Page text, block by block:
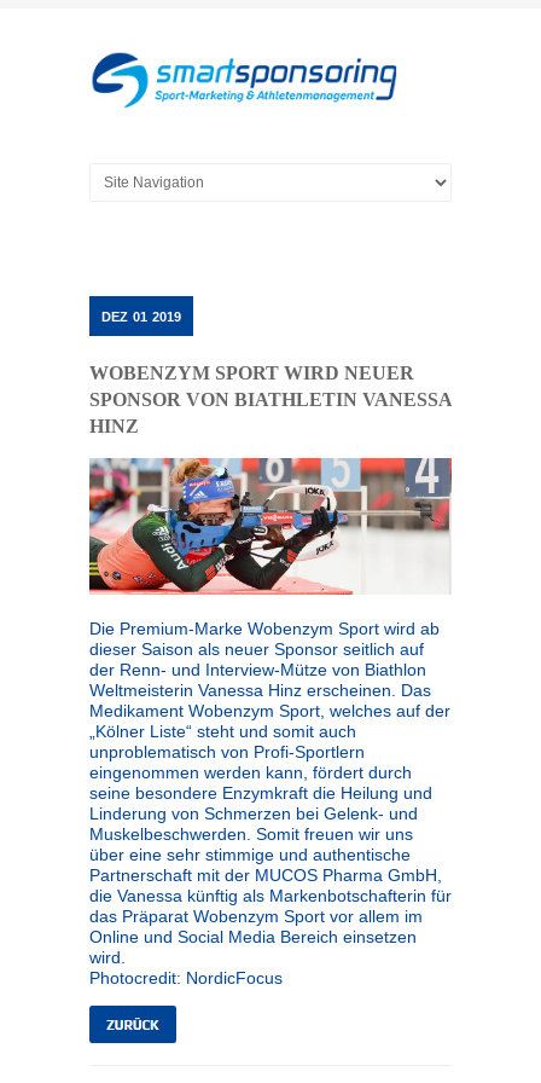
DEZ 01 2019
WOBENZYM SPORT WIRD NEUER
SPONSOR VON BIATHLETIN VANESSA
HINZ
Die Premium-Marke Wobenzym Sport wird ab
dieser Saison als neuer Sponsor seitlich auf
der Renn- und Interview-Mütze von Biathlon
Weltmeisterin Vanessa Hinz erscheinen. Das
Medikament Wobenzym Sport, welches auf der
„Kölner Liste“ steht und somit auch
unproblematisch von Profi-Sportlern
eingenommen werden kann, fördert durch
seine besondere Enzymkraft die Heilung und
Linderung von Schmerzen bei Gelenk- und
Muskelbeschwerden. Somit freuen wir uns
über eine sehr stimmige und authentische
Partnerschaft mit der MUCOS Pharma GmbH,
die Vanessa künftig als Markenbotschafterin für
das Präparat Wobenzym Sport vor allem im
Online und Social Media Bereich einsetzen
wird.
Photocredit: NordicFocus